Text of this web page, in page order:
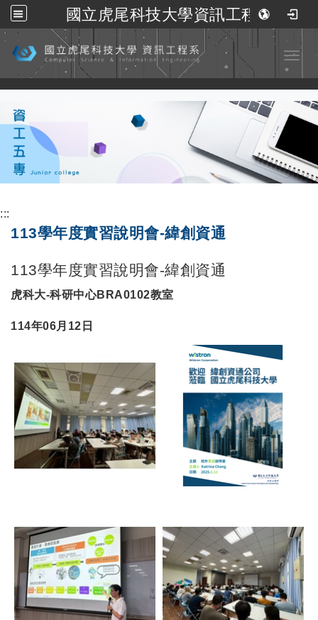
國立虎尾科技大學資訊工程系
跳到主要內容
:::
113學年度實習說明會-緯創資通
113學年度實習說明會-緯創資通
虎科大-科研中心BRA0102教室
114年06月12日